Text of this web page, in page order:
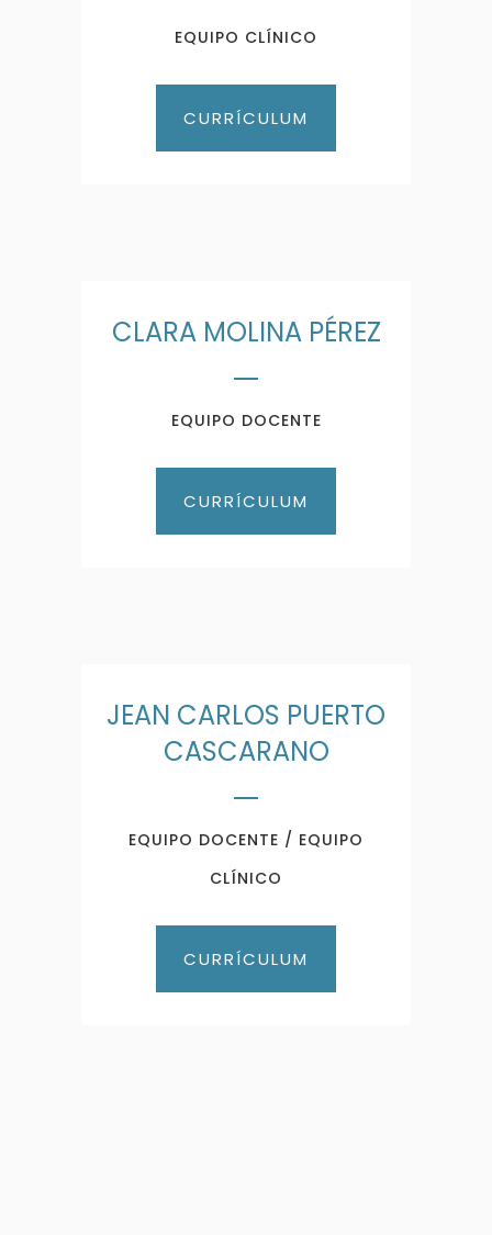
EQUIPO CLÍNICO
CURRÍCULUM
CLARA MOLINA PÉREZ
EQUIPO DOCENTE
CURRÍCULUM
JEAN CARLOS PUERTO
CASCARANO
EQUIPO DOCENTE / EQUIPO
CLÍNICO
CURRÍCULUM